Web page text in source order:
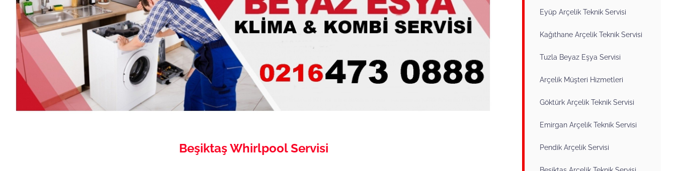
Beşiktaş Whirlpool Servisi
Eyüp Arçelik Teknik Servisi
Kağıthane Arçelik Teknik Servisi
Tuzla Beyaz Eşya Servisi
Arçelik Müşteri Hizmetleri
Göktürk Arçelik Teknik Servisi
Emirgan Arçelik Teknik Servisi
Pendik Arçelik Servisi